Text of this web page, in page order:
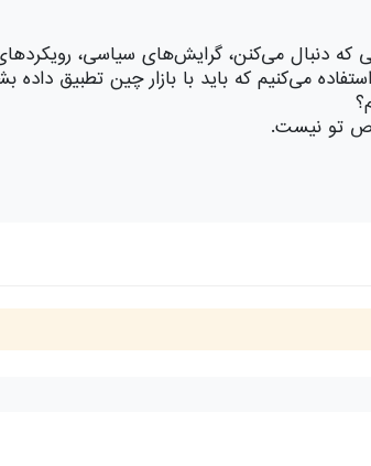
می‌کنن، گرایش‌های سیاسی،
می‌کنیم که باید با بازار چین تطبیق داده
تو نیست.